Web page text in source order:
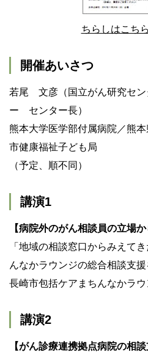
ちらしはこち
開催あいさつ
若尾 文彦（国立がん研究セン
ー センター長）
熊本大学医学部付属病院／熊
市健康福祉子ども局
（予定、順不同）
講演1
【病院外のがん相談員の立場か
「地域の相談窓口からみえて
んなかラウンジの総合相談支援
長崎市包括ケアまちんなか
講演2
【がん診療連携拠点病院の相